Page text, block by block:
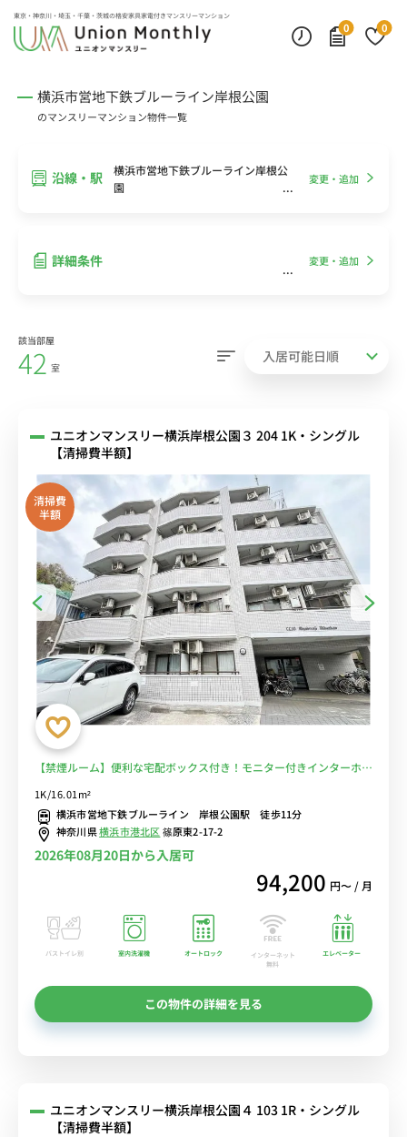
東京・神奈川・埼玉・千葉・茨城の格安家具家電付きマンスリーマンション
0
0
横浜市営地下鉄ブルーライン岸根公園
のマンスリーマンション物件一覧
沿線・駅
横浜市営地下鉄ブルーライン岸根公
園
変更・追加
詳細条件 変更・追加
該当部屋
42 室
ユニオンマンスリー横浜岸根公園３ 204 1K・シングル
【清掃費半額】
清掃費
半額
【禁煙ルーム】便利な宅配ボックス付き！モニター付きインターホン
園でお散歩も◎■選べるWi-Fi格安レンタル中！
1K/16.01m²
横浜市営地下鉄ブルーライン 岸根公園駅 徒歩11分
神奈川県横浜市港北区篠原東2-17-2
2026年08月20日から入居可
94,200 円〜 / 月
バストイレ別 室内洗濯機 オートロック
インターネット
無料
エレベーター
この物件の詳細を見る
ユニオンマンスリー横浜岸根公園４ 103 1R・シングル
【清掃費半額】